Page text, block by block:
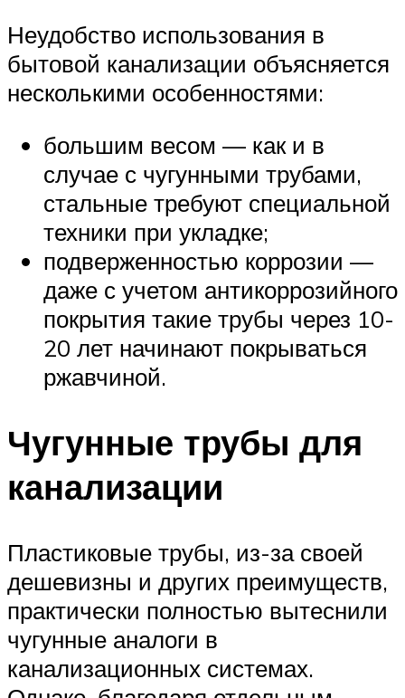
Неудобство использования в
бытовой канализации объясняется
несколькими особенностями:
большим весом — как и в
случае с чугунными трубами,
стальные требуют специальной
техники при укладке;
подверженностью коррозии —
даже с учетом антикоррозийного
покрытия такие трубы через 10-
20 лет начинают покрываться
ржавчиной.
Чугунные трубы для
канализации
Пластиковые трубы, из-за своей
дешевизны и других преимуществ,
практически полностью вытеснили
чугунные аналоги в
канализационных системах.